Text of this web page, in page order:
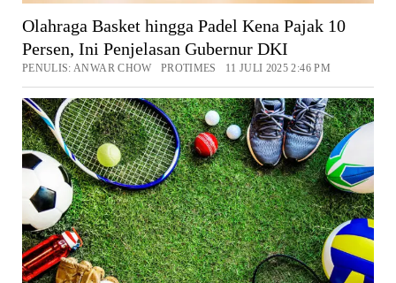
Olahraga Basket hingga Padel Kena Pajak 10
Persen, Ini Penjelasan Gubernur DKI
PENULIS: ANWAR CHOW PROTIMES 11 JULI 2025 2:46 PM